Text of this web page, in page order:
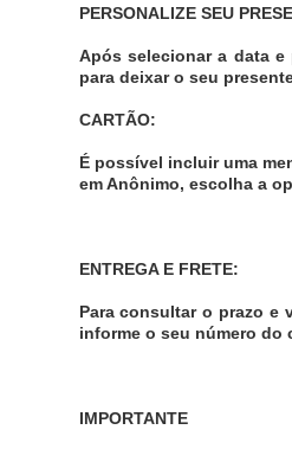
PERSONALIZE SEU
Após selecionar a data
para deixar o seu
CARTÃO:
É possível incluir uma
em Anônimo, escolha a
ENTREGA E FRETE:
Para consultar o prazo e
informe o seu número do
IMPORTANTE